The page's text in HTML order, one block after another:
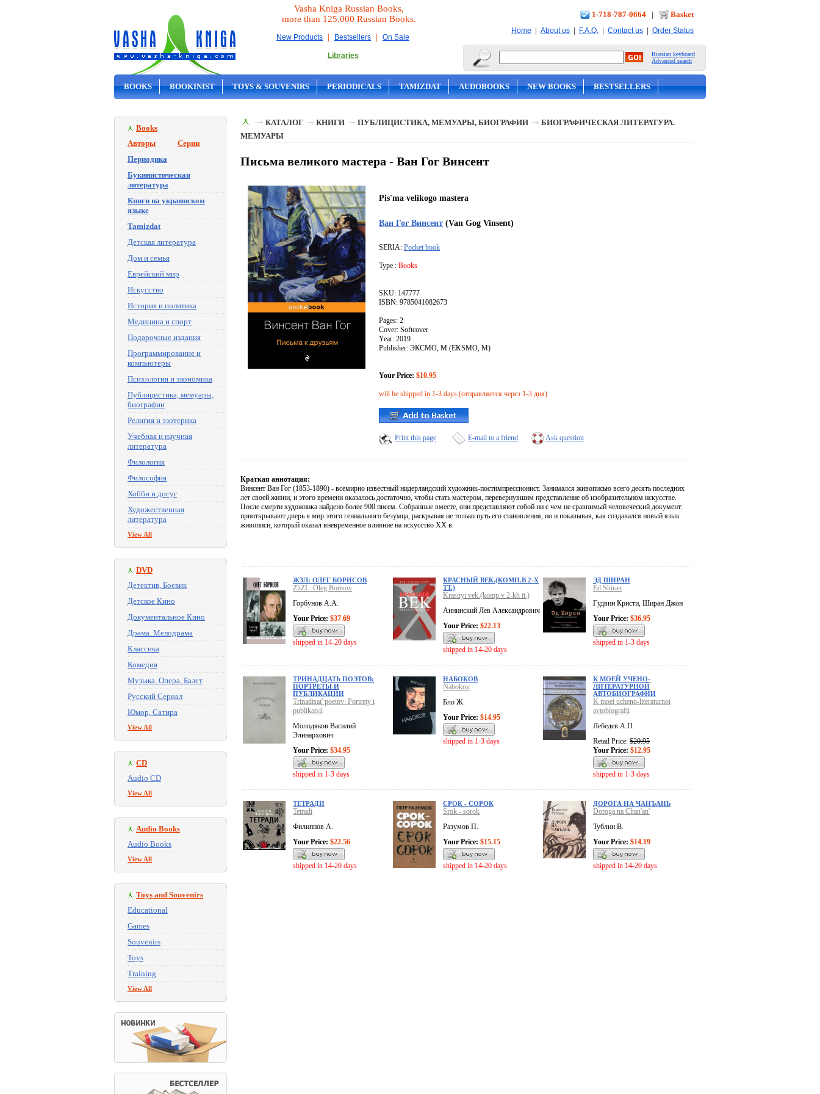
Vasha Kniga Russian Books,
more than 125,000 Russian Books.
New Products | Bestsellers | On Sale
Libraries
1-718-787-0664 | Basket
Home | About us | F.A.Q. | Contact us | Order Status
Russian keyboard
Advanced search
BOOKS BOOKINIST TOYS & SOUVENIRS PERIODICALS TAMIZDAT AUDOBOOKS NEW BOOKS BESTSELLERS
Books
Авторы
Серии
Периодика
Букинистическая
литература
Книги на украинском
языке
Tamizdat
Детская литература
Дом и семья
Еврейский мир
Искусство
История и политика
Медицина и спорт
Подарочные издания
Программирование и
компьютеры
Психология и экономика
Публицистика, мемуары,
биографии
Религия и эзотерика
Учебная и научная
литература
Филология
Философия
Хобби и досуг
Художественная
литература
View All
DVD
Детектив, Боевик
Детское Кино
Документальное Кино
Драма. Мелодрама
Классика
Комедия
Музыка. Опера. Балет
Русский Сериал
Юмор, Сатира
View All
CD
Audio CD
View All
Audio Books
Audio Books
View All
Toys and Souvenirs
Educational
Games
Souvenirs
Toys
Training
View All
КАТАЛОГ КНИГИ ПУБЛИЦИСТИКА, МЕМУАРЫ, БИОГРАФИИ
БИОГРАФИЧЕСКАЯ ЛИТЕРАТУРА.
МЕМУАРЫ
Письма великого мастера - Ван Гог Винсент
Pis'ma velikogo mastera
Ван Гог Винсент (Van Gog Vinsent)
SERIA: Pocket book
Type : Books
SKU: 147777
ISBN: 9785041082673
Pages: 2
Cover: Softcover
Year: 2019
Publisher: ЭКСМО, М (EKSMO, M)
Your Price: $10.95
will be shipped in 1-3 days (отправляется через 1-3 дня)
Print this page E-mail to a friend Ask question
Краткая аннотация:
Винсент Ван Гог (1853-1890) - всемирно известный нидерландский художник-постимпрессионист. Занимался живописью всего десять последних
лет своей жизни, и этого времени оказалось достаточно, чтобы стать мастером, перевернувшим представление об изобразительном искусстве.
После смерти художника найдено более 900 писем. Cобранные вместе, они представляют собой ни с чем не сравнимый человеческий документ:
приоткрывают дверь в мир этого гениального безумца, раскрывая не только путь его становления, но и показывая, как создавался новый язык
живописи, который оказал вневременное влияние на искусство XX в.
ЖЗЛ: ОЛЕГ БОРИСОВ
ZhZL: Oleg Borisov
Горбунов А.А.
Your Price: $37.69
shipped in 14-20 days
КРАСНЫЙ ВЕК.(КОМП.В 2-Х
ТТ.)
Krasnyi vek.(komp.v 2-kh tt.)
Аннинский Лев Александрович
Your Price: $22.13
shipped in 14-20 days
ЭД ШИРАН
Ed Shiran
Гудвин Кристи, Ширан Джон
Your Price: $36.95
shipped in 1-3 days
ТРИНАДЦАТЬ ПОЭТОВ:
ПОРТРЕТЫ И
ПУБЛИКАЦИИ
Trinadtsat' poetov: Portrety i
publikatsii
Молодяков Василий
Элинархович
Your Price: $34.95
shipped in 1-3 days
НАБОКОВ
Nabokov
Бло Ж.
Your Price: $14.95
shipped in 1-3 days
К МОЕЙ УЧЕНО-
ЛИТЕРАТУРНОЙ
АВТОБИОГРАФИИ
K moei ucheno-literaturnoi
avtobiografii
Лебедев А.П.
Retail Price: $20.95
Your Price: $12.95
shipped in 1-3 days
ТЕТРАДИ
Tetradi
Филиппов А.
Your Price: $22.56
shipped in 14-20 days
СРОК - СОРОК
Srok - sorok
Разумов П.
Your Price: $15.15
shipped in 14-20 days
ДОРОГА НА ЧАНЪАНЬ
Doroga na Chan'an'
Тублин В.
Your Price: $14.19
shipped in 14-20 days